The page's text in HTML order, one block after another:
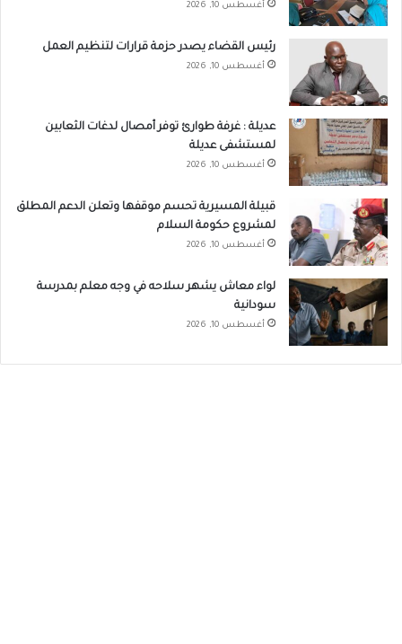
أغسطس 10, 2026
رئيس القضاء يصدر حزمة قرارات لتنظيم العمل
أغسطس 10, 2026
عديلة : غرفة طوارئ توفر أمصال لدغات الثعابين
لمستشفى عديلة
أغسطس 10, 2026
قبيلة المسيرية تحسم موقفها وتعلن الدعم المطلق
لمشروع حكومة السلام
أغسطس 10, 2026
لواء معاش يشهر سلاحه في وجه معلم بمدرسة
سودانية
أغسطس 10, 2026